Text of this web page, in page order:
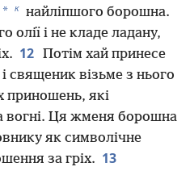
* к найліпшого борошна.
олії і не кладе ладану,
12 Потім хай принесе
священик візьме з нього
приношень, які
вогні. Ця жменя борошна
як символічне
за гріх. 13